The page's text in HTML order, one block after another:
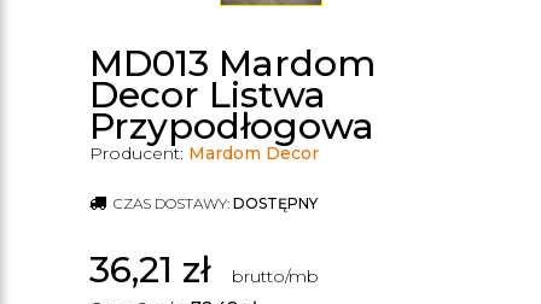
MD013 Mardom
Decor Listwa
Przypodłogowa
Producent: Mardom Decor
CZAS DOSTAWY: DOSTĘPNY
36,21 zł
brutto/mb